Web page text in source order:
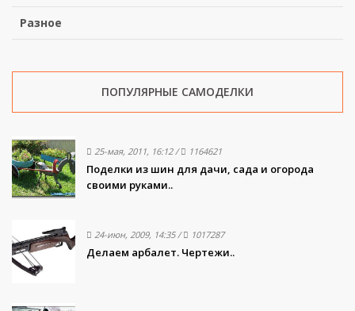
Разное
ПОПУЛЯРНЫЕ САМОДЕЛКИ
25-мая, 2011, 16:12/ 1164621
Поделки из шин для дачи, сада и огорода
своими руками..
24-июн, 2009, 14:35/ 1017287
Делаем арбалет. Чертежи..